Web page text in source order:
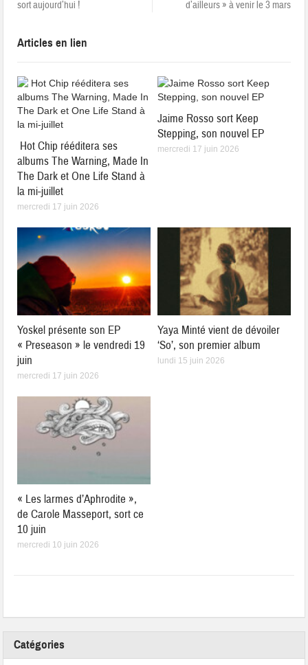
sort aujourd’hui ! d’ailleurs » à venir le 3 mars
Articles en lien
Hot Chip rééditera ses
albums The Warning, Made In
The Dark et One Life Stand à
la mi-juillet
mercredi 17 juin 2026
Jaime Rosso sort Keep
Stepping, son nouvel EP
mercredi 17 juin 2026
Yoskel présente son EP
« Preseason » le vendredi 19
juin
mercredi 17 juin 2026
Yaya Minté vient de dévoiler
‘So’, son premier album
lundi 15 juin 2026
« Les larmes d’Aphrodite »,
de Carole Masseport, sort ce
10 juin
mercredi 10 juin 2026
Catégories